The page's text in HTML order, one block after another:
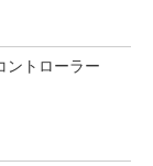
ントローラー